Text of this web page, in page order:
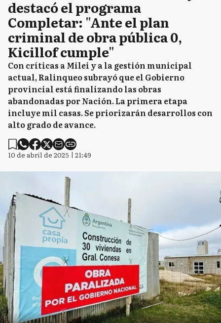
destacó el programa
Completar: "Ante el plan
criminal de obra pública 0,
Kicillof cumple"
Con críticas a Milei y a la gestión municipal
actual, Ralinqueo subrayó que el Gobierno
provincial está finalizando las obras
abandonadas por Nación. La primera etapa
incluye mil casas. Se priorizarán desarrollos con
alto grado de avance.
10 de abril de 2025 | 21:49